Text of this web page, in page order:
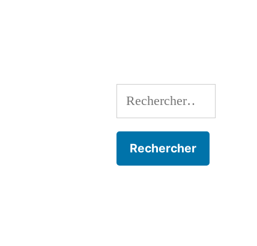
Rechercher :